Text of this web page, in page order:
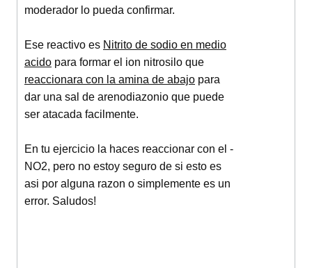
moderador lo pueda confirmar.
Ese reactivo es Nitrito de sodio en medio
acido para formar el ion nitrosilo que
reaccionara con la amina de abajo para
dar una sal de arenodiazonio que puede
ser atacada facilmente.
En tu ejercicio la haces reaccionar con el -
NO2, pero no estoy seguro de si esto es
asi por alguna razon o simplemente es un
error. Saludos!